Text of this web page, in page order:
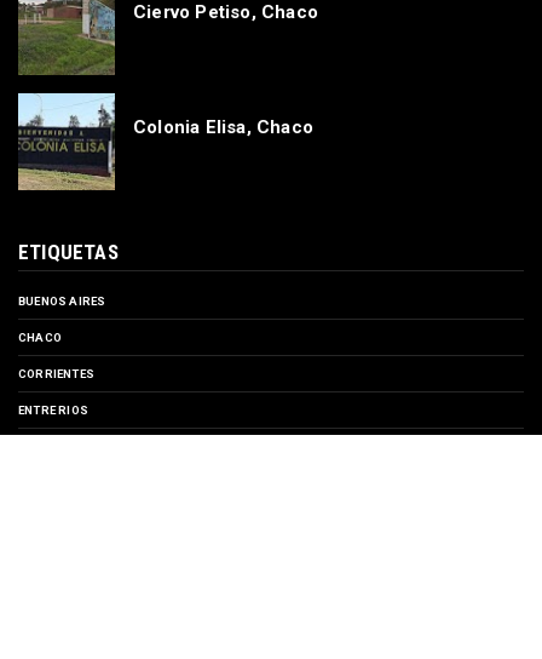
Ciervo Petiso, Chaco
Colonia Elisa, Chaco
ETIQUETAS
BUENOS AIRES
CHACO
CORRIENTES
ENTRE RIOS